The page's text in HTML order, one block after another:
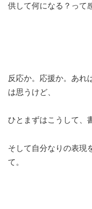
供して何になる？って
反応か。応援か。あれ
は思うけど、
ひとまずはこうして、
そして自分なりの表現
て。